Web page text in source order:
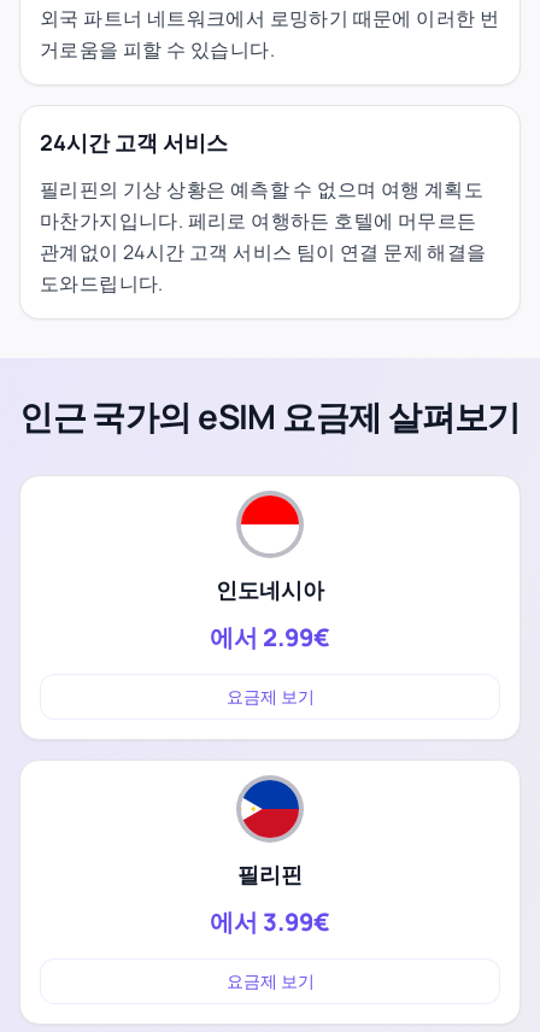
외국 파트너 네트워크에서 로밍하기 때문에 이러한 번
거로움을 피할 수 있습니다.
24시간 고객 서비스
필리핀의 기상 상황은 예측할 수 없으며 여행 계획도
마찬가지입니다. 페리로 여행하든 호텔에 머무르든
관계없이 24시간 고객 서비스 팀이 연결 문제 해결을
도와드립니다.
인근 국가의 eSIM 요금제 살펴보기
인도네시아
에서 2.99€
요금제 보기
필리핀
에서 3.99€
요금제 보기